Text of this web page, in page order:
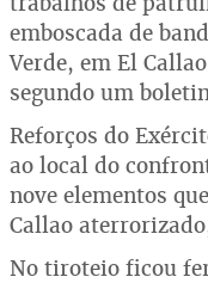
emboscada de
Verde, em El
segundo um
Reforços do
ao local do
nove elementos
Callao
No tiroteio ficou